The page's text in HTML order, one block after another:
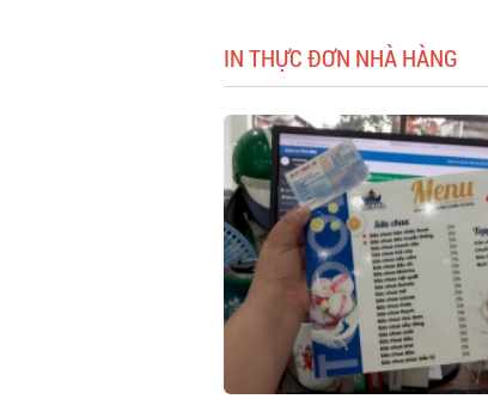
IN THỰC ĐƠN NHÀ HÀNG